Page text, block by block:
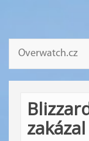
Overwatch.cz